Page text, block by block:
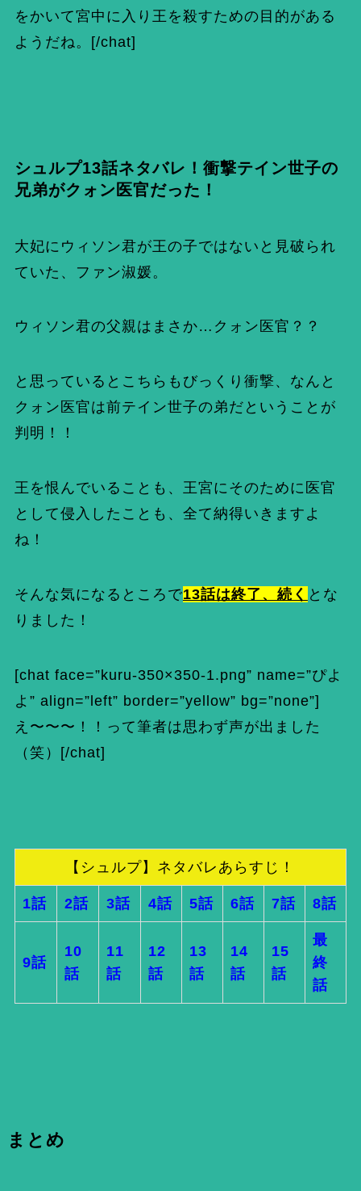
をかいて宮中に入り王を殺すための目的がある
ようだね。[/chat]
シュルプ13話ネタバレ！衝撃テイン世子の
兄弟がクォン医官だった！
大妃にウィソン君が王の子ではないと見破られ
ていた、ファン淑媛。
ウィソン君の父親はまさか…クォン医官？？
と思っているとこちらもびっくり衝撃、なんと
クォン医官は前テイン世子の弟だということが
判明！！
王を恨んでいることも、王宮にそのために医官
として侵入したことも、全て納得いきますよ
ね！
そんな気になるところで13話は終了、続く とな
りました！
[chat face=”kuru-350×350-1.png” name=”ぴよ
よ” align=”left” border=”yellow” bg=”none”]
え〜〜〜！！って筆者は思わず声が出ました
（笑）[/chat]
【シュルプ】ネタバレあらすじ！
1話 2話 3話 4話 5話 6話 7話 8話
9話
10
話
11
話
12
話
13
話
14
話
15
話
最
終
話
まとめ